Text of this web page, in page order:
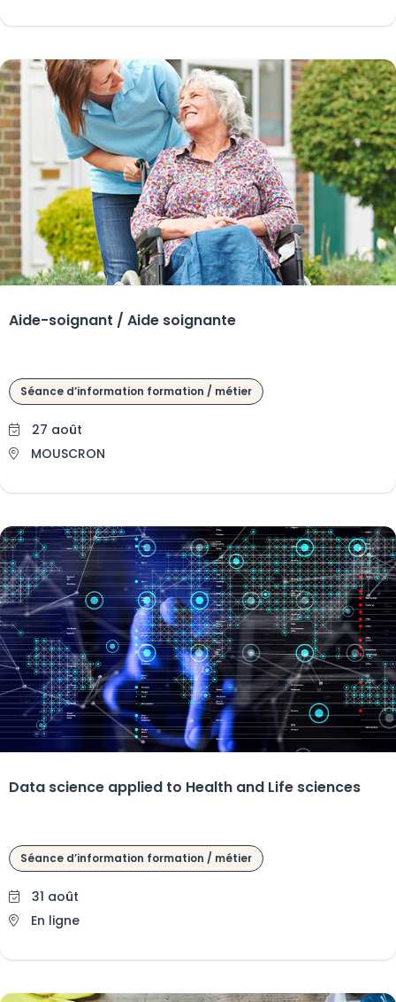
Aide-soignant / Aide soignante
Séance d’information formation / métier
27 août
MOUSCRON
Data science applied to Health and Life sciences
Séance d’information formation / métier
31 août
En ligne